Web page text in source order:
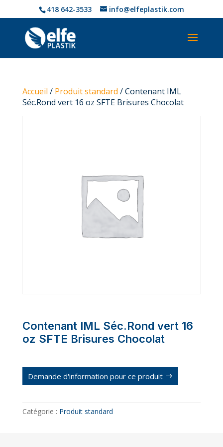
418 642-3533 info@elfeplastik.com
Accueil / Produit standard / Contenant IML
Séc.Rond vert 16 oz SFTE Brisures Chocolat
Contenant IML Séc.Rond vert 16
oz SFTE Brisures Chocolat
Demande d'information pour ce produit
Catégorie : Produit standard